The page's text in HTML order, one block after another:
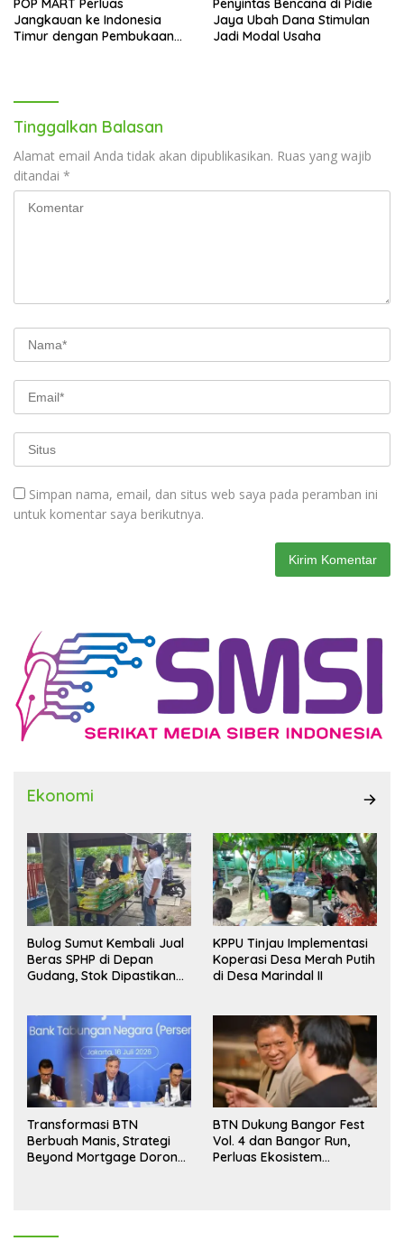
POP MART Perluas
Jangkauan ke Indonesia
Timur dengan Pembukaan
Penyintas Bencana di Pidie
Jaya Ubah Dana Stimulan
Jadi Modal Usaha
Tinggalkan Balasan
Alamat email Anda tidak akan dipublikasikan. Ruas yang wajib
ditandai *
Simpan nama, email, dan situs web saya pada peramban ini
untuk komentar saya berikutnya.
Ekonomi
Bulog Sumut Kembali Jual
Beras SPHP di Depan
Gudang, Stok Dipastikan
KPPU Tinjau Implementasi
Koperasi Desa Merah Putih
di Desa Marindal II
Transformasi BTN
Berbuah Manis, Strategi
Beyond Mortgage Dorong
BTN Dukung Bangor Fest
Vol. 4 dan Bangor Run,
Perluas Ekosistem